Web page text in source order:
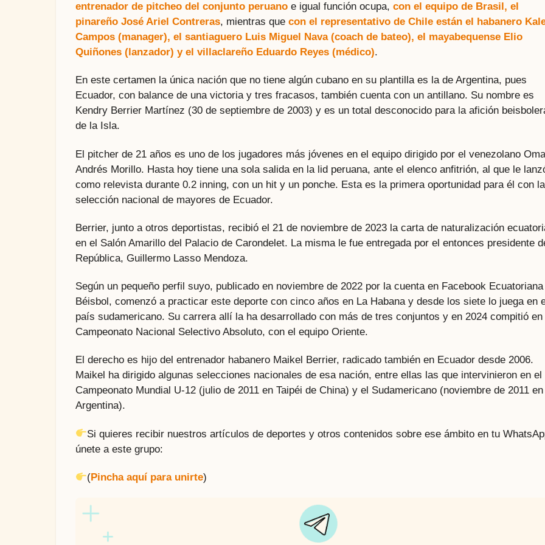
entrenador de pitcheo del conjunto peruano e igual función ocupa, con el equipo de Brasil, el
pinareño José Ariel Contreras, mientras que con el representativo de Chile están el habanero
Campos (manager), el santiaguero Luis Miguel Nava (coach de bateo), el mayabequense Elio
Quiñones (lanzador) y el villaclareño Eduardo Reyes (médico).
En este certamen la única nación que no tiene algún cubano en su plantilla es la de Argentina, pues
Ecuador, con balance de una victoria y tres fracasos, también cuenta con un antillano. Su nombre es
Kendry Berrier Martínez (30 de septiembre de 2003) y es un total desconocido para la afición
de la Isla.
El pitcher de 21 años es uno de los jugadores más jóvenes en el equipo dirigido por el venezolano
Andrés Morillo. Hasta hoy tiene una sola salida en la lid peruana, ante el elenco anfitrión, al que le
como relevista durante 0.2 inning, con un hit y un ponche. Esta es la primera oportunidad para él con la
selección nacional de mayores de Ecuador.
Berrier, junto a otros deportistas, recibió el 21 de noviembre de 2023 la carta de naturalización
en el Salón Amarillo del Palacio de Carondelet. La misma le fue entregada por el entonces presidente
República, Guillermo Lasso Mendoza.
Según un pequeño perfil suyo, publicado en noviembre de 2022 por la cuenta en Facebook
Béisbol, comenzó a practicar este deporte con cinco años en La Habana y desde los siete lo juega en
país sudamericano. Su carrera allí la ha desarrollado con más de tres conjuntos y en 2024 compitió en
Campeonato Nacional Selectivo Absoluto, con el equipo Oriente.
El derecho es hijo del entrenador habanero Maikel Berrier, radicado también en Ecuador desde 2006.
Maikel ha dirigido algunas selecciones nacionales de esa nación, entre ellas las que intervinieron en el
Campeonato Mundial U-12 (julio de 2011 en Taipéi de China) y el Sudamericano (noviembre de 2011 en
Argentina).
Si quieres recibir nuestros artículos de deportes y otros contenidos sobre ese ámbito en tu
únete a este grupo:
(Pincha aquí para unirte)